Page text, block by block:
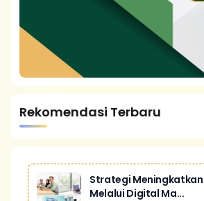
Rekomendasi Terbaru
Strategi Meningkatkan
Melalui Digital Ma...